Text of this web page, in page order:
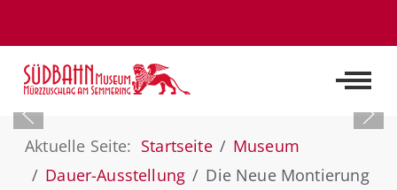
Off-
Aktuelle Seite: Startseite
Museum
Dauer-Ausstellung
Die Neue Montierung